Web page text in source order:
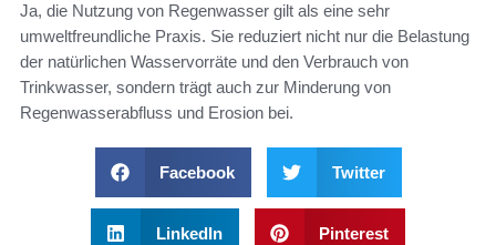
Ja, die Nutzung von Regenwasser gilt als eine sehr
umweltfreundliche Praxis. Sie reduziert nicht nur die Belastung
der natürlichen Wasservorräte und den Verbrauch von
Trinkwasser, sondern trägt auch zur Minderung von
Regenwasserabfluss und Erosion bei.
Facebook Twitter
LinkedIn Pinterest